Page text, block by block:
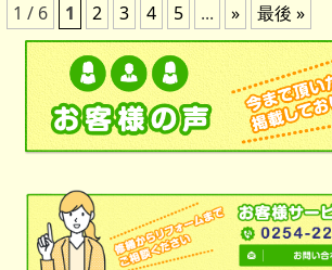
1 / 6 1 2 3 4 5 ... » 最後 »